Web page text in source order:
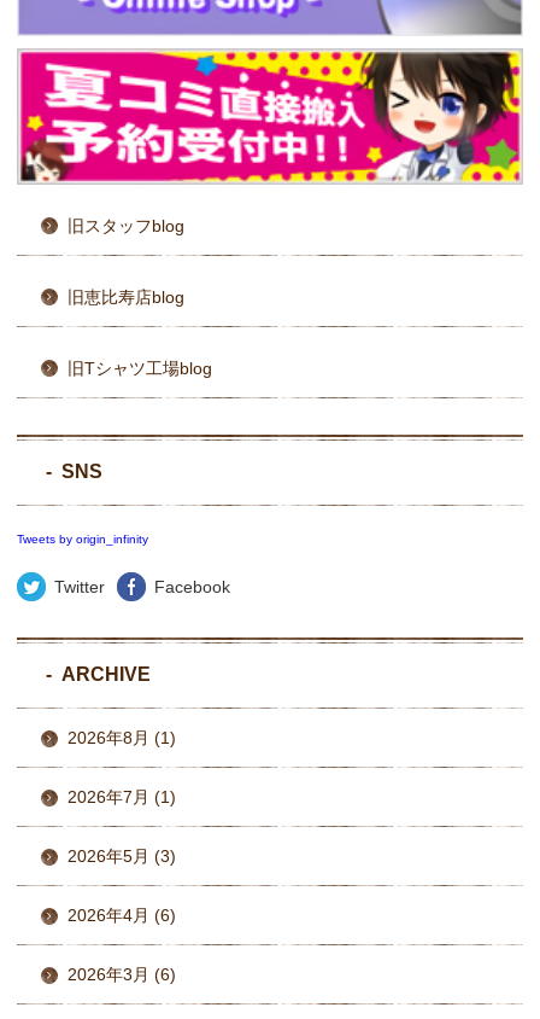
旧スタッフblog
旧恵比寿店blog
旧Tシャツ工場blog
SNS
Tweets by origin_infinity
Twitter Facebook
ARCHIVE
2026年8月 (1)
2026年7月 (1)
2026年5月 (3)
2026年4月 (6)
2026年3月 (6)